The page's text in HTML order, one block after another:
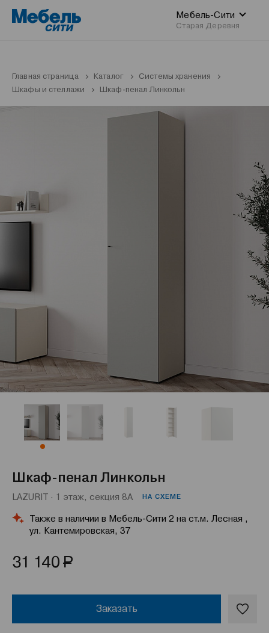
Мебель-Сити
Старая Деревня
Главная страница Каталог
Системы хранения
Шкафы и стеллажи
Шкаф-пенал Линкольн
Шкаф-пенал Линкольн
LAZURIT · 1 этаж, секция 8А НА СХЕМЕ
Также в наличии в Мебель-Сити 2 на ст.м. Лесная ,
ул. Кантемировская, 37
31 140 Р
Заказать